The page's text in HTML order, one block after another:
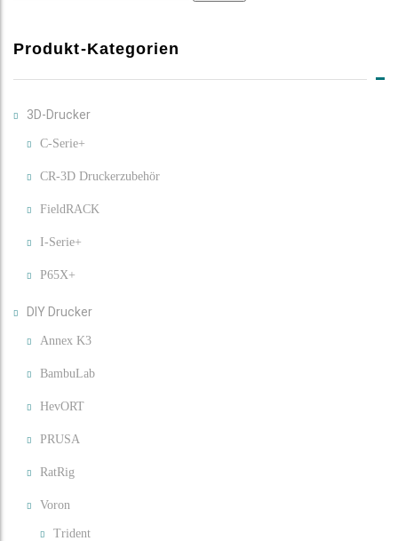
Produkt-Kategorien
3D-Drucker
C-Serie+
CR-3D Druckerzubehör
FieldRACK
I-Serie+
P65X+
DIY Drucker
Annex K3
BambuLab
HevORT
PRUSA
RatRig
Voron
Trident